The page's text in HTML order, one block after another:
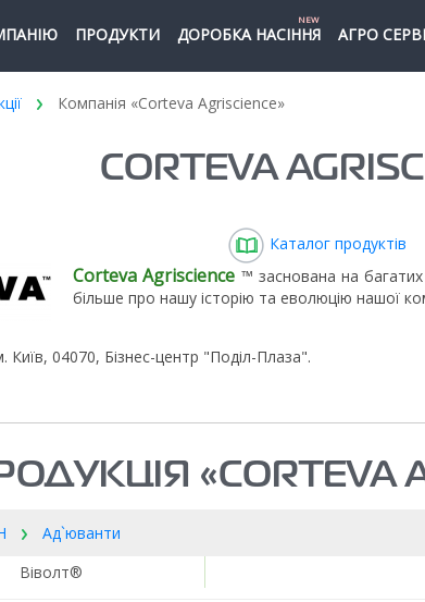
ПРОДУКТИ ДОРОБКА НАСІННЯ
NEW
АГРО
Компанія «Corteva Agriscience»
CORTEVA
Каталог продуктів
Corteva Agriscience ™ заснована на
більше про нашу історію та еволюцію нашої
Київ, 04070, Бізнес-центр "Поділ-Плаза".
«CORTEVA
Ад`юванти
Віволт®